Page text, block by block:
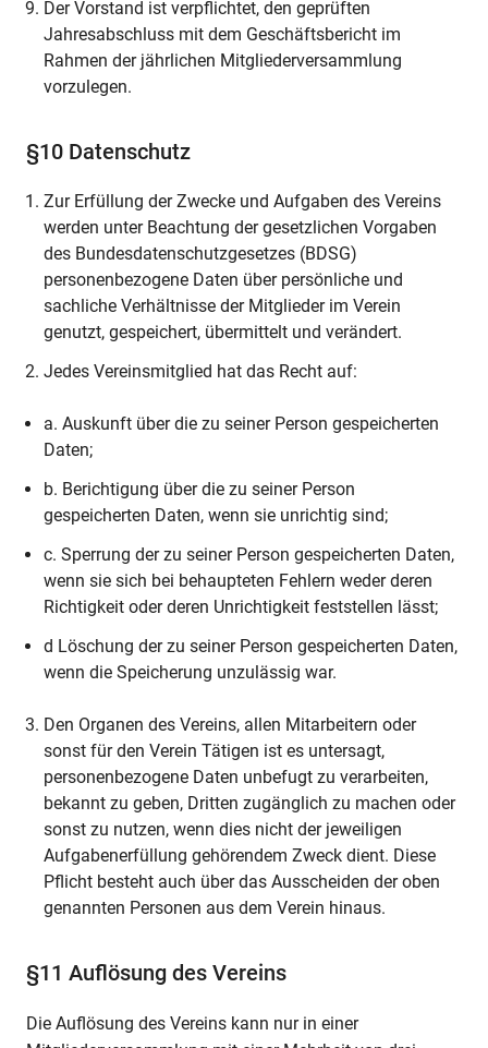
Der Vorstand ist verpflichtet, den geprüften
Jahresabschluss mit dem Geschäftsbericht im
Rahmen der jährlichen Mitgliederversammlung
vorzulegen.
§10 Datenschutz
Zur Erfüllung der Zwecke und Aufgaben des Vereins
werden unter Beachtung der gesetzlichen Vorgaben
des Bundesdatenschutzgesetzes (BDSG)
personenbezogene Daten über persönliche und
sachliche Verhältnisse der Mitglieder im Verein
genutzt, gespeichert, übermittelt und verändert.
Jedes Vereinsmitglied hat das Recht auf:
a. Auskunft über die zu seiner Person gespeicherten
Daten;
b. Berichtigung über die zu seiner Person
gespeicherten Daten, wenn sie unrichtig sind;
c. Sperrung der zu seiner Person gespeicherten Daten,
wenn sie sich bei behaupteten Fehlern weder deren
Richtigkeit oder deren Unrichtigkeit feststellen lässt;
d Löschung der zu seiner Person gespeicherten Daten,
wenn die Speicherung unzulässig war.
Den Organen des Vereins, allen Mitarbeitern oder
sonst für den Verein Tätigen ist es untersagt,
personenbezogene Daten unbefugt zu verarbeiten,
bekannt zu geben, Dritten zugänglich zu machen oder
sonst zu nutzen, wenn dies nicht der jeweiligen
Aufgabenerfüllung gehörendem Zweck dient. Diese
Pflicht besteht auch über das Ausscheiden der oben
genannten Personen aus dem Verein hinaus.
§11 Auflösung des Vereins
Die Auflösung des Vereins kann nur in einer